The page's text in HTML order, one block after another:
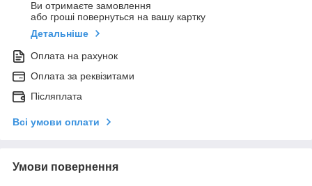
Ви отримаєте замовлення
або гроші повернуться на вашу картку
Детальніше
Оплата на рахунок
Оплата за реквізитами
Післяплата
Всі умови оплати
Умови повернення